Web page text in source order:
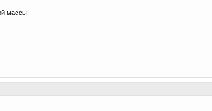
массы!